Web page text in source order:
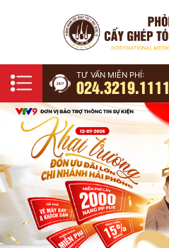
TƯ VẤN MIỄN PHÍ:
024.3219.1111